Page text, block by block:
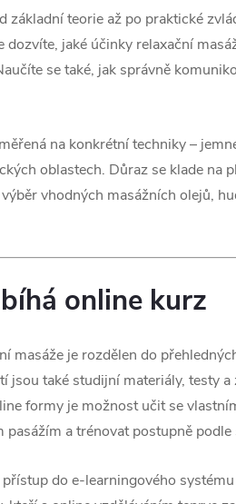
základní teorie až po praktické
dozvíte, jaké účinky relaxační
se také, jak správně
na konkrétní techniky –
oblastech. Důraz se klade na
vhodných masážních olejů,
online kurz
masáže je rozdělen do
jsou také studijní materiály, testy
formy je možnost učit se
pasážím a trénovat postupně
do e-learningového